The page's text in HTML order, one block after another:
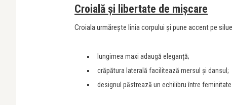
Croială și libertate de mișcare
Croiala urmărește linia corpului și pune accent pe
lungimea maxi adaugă eleganță;
crăpătura laterală facilitează mersul și dansul;
designul păstrează un echilibru între